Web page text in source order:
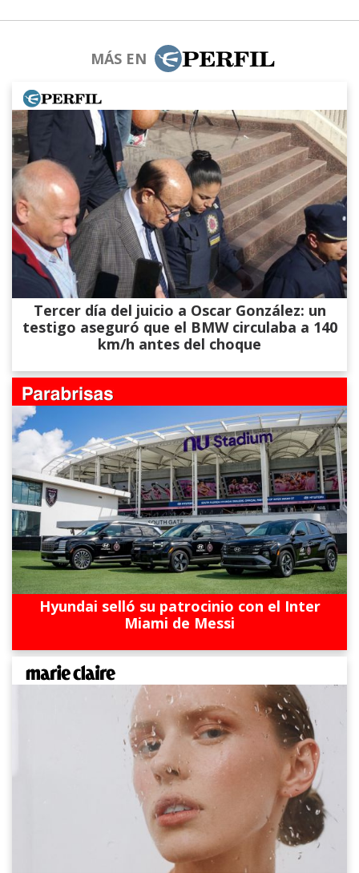
MÁS EN
Tercer día del juicio a Oscar González: un
testigo aseguró que el BMW circulaba a 140
km/h antes del choque
Hyundai selló su patrocinio con el Inter
Miami de Messi